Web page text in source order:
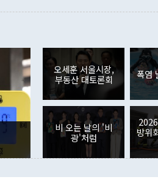
관은 업무보고 사후 브리핑에서 정 장
9월 러시아 블라디보스토크에서 열
며 "정부 차원에서 (참석을) 검토하고
은 "그것은 외교부의 몫"이라며 "아
잘랐다. 정 장관이 이날 소개한 대북
았다는 점에서 문제가 있다. 특히 주
합의 복원, 4자회담 추진 등은 통일
이라는 지적이 나오고 있다. 이 대통
뒤 "여기 업무보고에 발표했다고 승
부의 한 소식통은 "정 장관의 발언 내
거쳐 결정된 사안이 아닌 정 장관
부처 장관이 정부의 공식 정책이 아
고 대통령의 면전에서 '국군통수권
는 배당수입이 늘어난 데다 전월 분기
던 올해 3월(369억9000만달러)을
인의 해외투자가 80억1000만달러, 외
각각 증가했다. 증권투자에서는 외국
국인의 국내 주식 투자는 차익실현
소하며 전월(-310억5000만달러)에
신했다. 외국인의 국내 채권투자는
기 말 만기도래 영향으로 증가 폭이
다. 내국인의 해외 증권투자는 주식
. eoyn2@newspim.com
오세훈 서울시장,
부동산 대토론회
폭염
비 오는 날의 '비
광'처럼
방위